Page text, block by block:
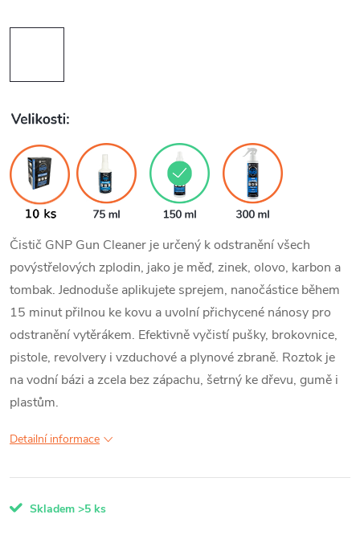
Čistič GNP Gun Cleaner je určený k odstranění všech
povýstřelových zplodin, jako je měď, zinek, olovo, karbon a
tombak. Jednoduše aplikujete sprejem, nanočástice během
15 minut přilnou ke kovu a uvolní přichycené nánosy pro
odstranění vytěrákem. Efektivně vyčistí pušky, brokovnice,
pistole, revolvery i vzduchové a plynové zbraně. Roztok je
na vodní bázi a zcela bez zápachu, šetrný ke dřevu, gumě i
plastům.
Detailní informace
Skladem >5 ks